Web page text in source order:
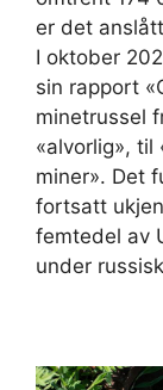
er det
I oktober
sin rapport
minetrussel
«alvorlig», til
miner». Det
fortsatt
femtedel av
under